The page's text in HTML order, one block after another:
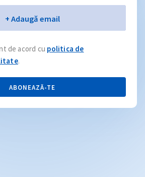
+ Adaugă email
de acord cu politica de
.
ABONEAZĂ-TE